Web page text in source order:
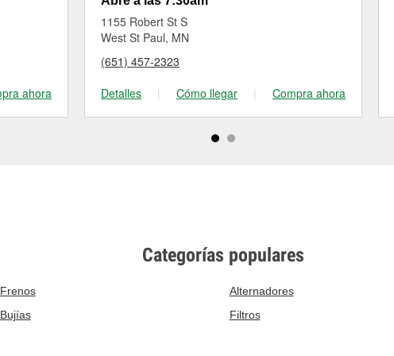
ahora
1155 Robert St S
West St Paul, MN
(651) 457-2323
Detalles
| Cómo llegar | Compra ahora
Categorías populares
Frenos Alternadores
Bujías Filtros